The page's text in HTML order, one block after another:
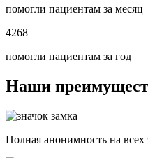
помогли пациентам за месяц
4268
помогли пациентам за год
Наши
Полная анонимность на всех